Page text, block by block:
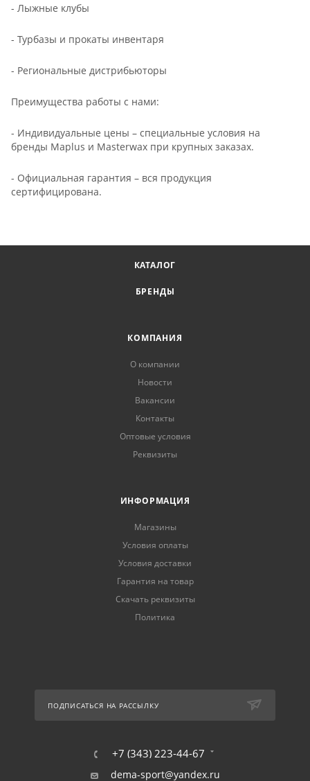
- Лыжные клубы
- Турбазы и прокаты инвентаря
- Региональные дистрибьюторы
Преимущества работы с нами:
- Индивидуальные цены – специальные условия на
бренды Maplus и Masterwax при крупных заказах.
- Официальная гарантия – вся продукция
сертифицирована.
КАТАЛОГ
БРЕНДЫ
КОМПАНИЯ
О компании
Новости
Вакансии
Контакты
Оптовые условия
Реквизиты
ИНФОРМАЦИЯ
Магазины
Условия оплаты
Условия доставки
Гарантия на товар
Скачать реквизиты
Политика
ПОДПИСАТЬСЯ НА РАССЫЛКУ
+7 (343) 223-44-67
dema-sport@yandex.ru